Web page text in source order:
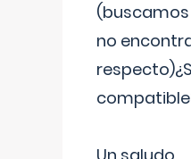
no